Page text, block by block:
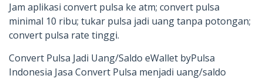
Jam aplikasi convert pulsa ke atm; convert pulsa
minimal 10 ribu; tukar pulsa jadi uang tanpa potongan;
convert pulsa rate tinggi.
Convert Pulsa Jadi Uang/Saldo eWallet byPulsa
Indonesia Jasa Convert Pulsa menjadi uang/saldo